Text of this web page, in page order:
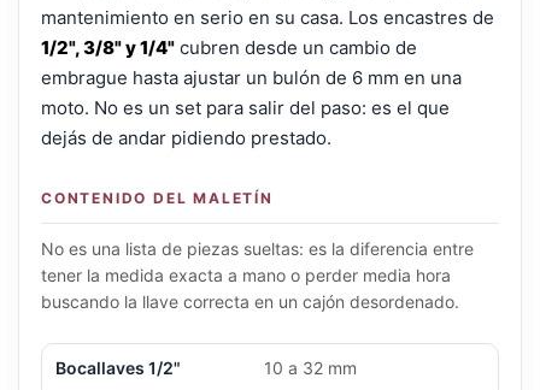
mantenimiento en serio en su casa. Los encastres de
1/2", 3/8" y 1/4" cubren desde un cambio de
embrague hasta ajustar un bulón de 6 mm en una
moto. No es un set para salir del paso: es el que
dejás de andar pidiendo prestado.
CONTENIDO DEL MALETÍN
No es una lista de piezas sueltas: es la diferencia entre
tener la medida exacta a mano o perder media hora
buscando la llave correcta en un cajón desordenado.
Bocallaves 1/2" 10 a 32 mm